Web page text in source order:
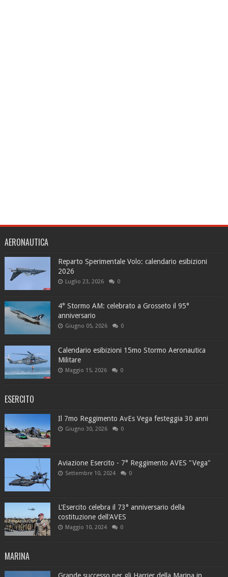
AERONAUTICA
Reparto Sperimentale Volo: calendario esibizioni
2026
Luglio 23, 2026 0
4° Stormo AM: celebrato a Grosseto il 95°
anniversario
Giugno 05, 2026 0
Calendario esibizioni 15mo Stormo Aeronautica
Militare
Maggio 15, 2026 0
ESERCITO
Il 7mo Reggimento AvEs Vega festeggia 30 anni
Giugno 30, 2026 0
Aviazione Esercito - 7° Reggimento AVES "Vega"
Settembre 10, 2024 0
L’Esercito celebra il 73° anniversario della
costituzione dell'AVES
Maggio 10, 2024 0
MARINA